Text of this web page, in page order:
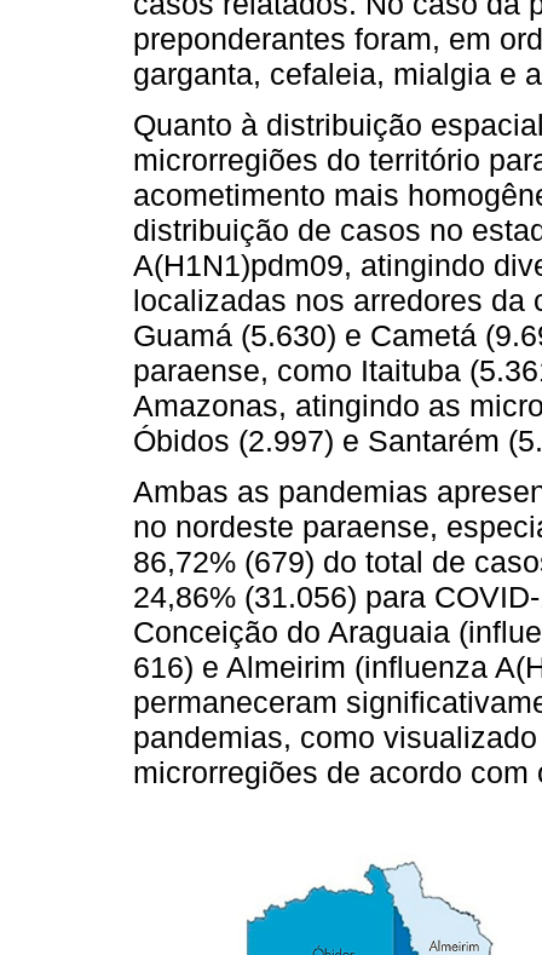
preponderantes foram, em
garganta, cefaleia, mialgia e
Quanto à distribuição
microrregiões do território
acometimento mais
distribuição de casos no
A(H1N1)pdm09, atingindo
localizadas nos arredores da
Guamá (5.630) e Cametá
paraense, como Itaituba
Amazonas, atingindo as
Óbidos (2.997) e Santarém
Ambas as pandemias
no nordeste paraense,
86,72% (679) do total de
24,86% (31.056) para
Conceição do Araguaia
616) e Almeirim (influenza
permaneceram
pandemias, como
microrregiões de acordo